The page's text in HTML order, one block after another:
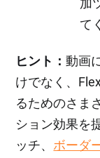
加
て
ヒント：動画
けでなく、
るためのさま
ション効果を
ッチ、ボーダ